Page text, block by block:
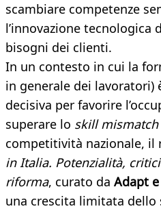
scambiare competenze
l’innovazione tecnologica
bisogni dei clienti.
In un contesto in cui la
in generale dei lavoratori)
decisiva per favorire
superare lo skill mismatch
competitività nazionale, il
in Italia. Potenzialità,
riforma, curato da Adapt
una crescita limitata